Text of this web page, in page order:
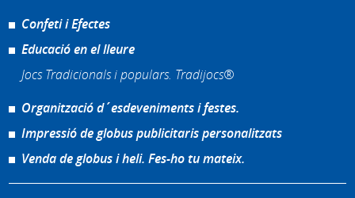
Confeti i Efectes
Educació en el lleure
Jocs Tradicionals i populars. Tradijocs®
Organització d´esdeveniments i festes.
Impressió de globus publicitaris personalitzats
Venda de globus i heli. Fes-ho tu mateix.